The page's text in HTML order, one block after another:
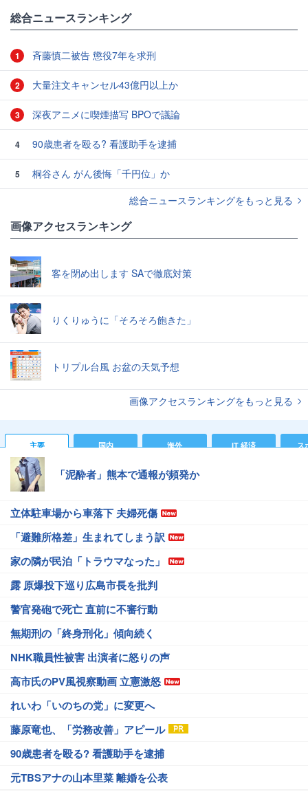
総合ニュースランキング
1 斉藤慎二被告 懲役7年を求刑
2 大量注文キャンセル43億円以上か
3 深夜アニメに喫煙描写 BPOで議論
4 90歳患者を殴る? 看護助手を逮捕
5
桐谷さん がん後悔「千円位」か
総合ニュースランキングをもっと見る
画像アクセスランキング
客を閉め出します SAで徹底対策
りくりゅうに「そろそろ飽きた」
トリプル台風 お盆の天気予想
画像アクセスランキングをもっと見る
主要 国内 海外 IT 経済 ス
「泥酔者」熊本で通報が頻発か
立体駐車場から車落下 夫婦死傷
「避難所格差」生まれてしまう訳
家の隣が民泊「トラウマなった」
露 原爆投下巡り広島市長を批判
警官発砲で死亡 直前に不審行動
無期刑の「終身刑化」傾向続く
NHK職員性被害 出演者に怒りの声
高市氏のPV風視察動画 立憲激怒
れいわ「いのちの党」に変更へ
藤原竜也、「労務改善」アピール
90歳患者を殴る? 看護助手を逮捕
元TBSアナの山本里菜 離婚を公表